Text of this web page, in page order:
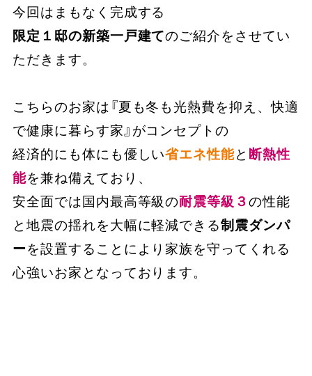
今回はまもなく完成する
限定１邸の新築一戸建てのご紹介をさせてい
ただきます。
こちらのお家は『夏も冬も光熱費を抑え、快適
で健康に暮らす家』がコンセプトの
経済的にも体にも優しい省エネ性能と 断熱性
能を兼ね備えており、
安全面では国内最高等級の耐震等級３の性能
と地震の揺れを大幅に軽減できる制震ダンパ
ーを設置することにより家族を守ってくれる
心強いお家となっております。